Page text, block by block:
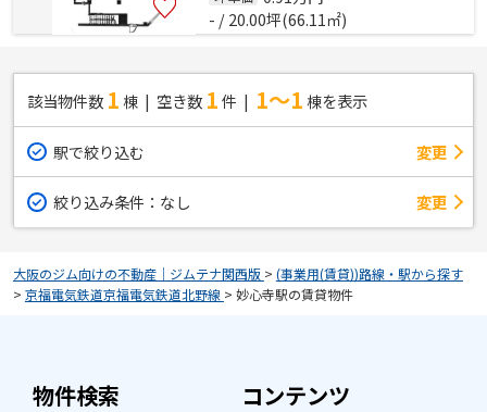
- / 20.00坪(66.11㎡)
該当物件数 1棟 空き数 1件 1～1棟を表示
駅で絞り込む 変更
絞り込み条件： なし 変更
大阪のジム向けの不動産｜ジムテナ関西版 > (事業用(賃貸))路線・駅から探す
> 京福電気鉄道京福電気鉄道北野線 > 妙心寺駅の賃貸物件
物件検索 コンテンツ